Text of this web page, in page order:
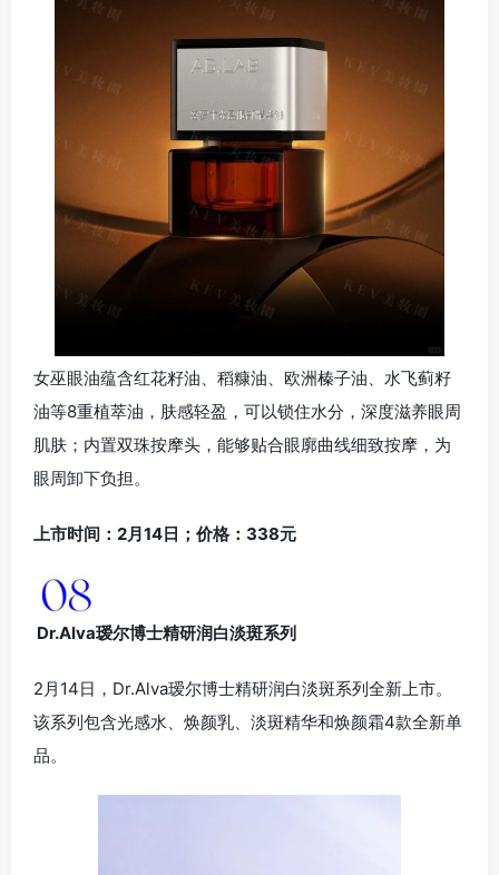
女巫眼油蕴含红花籽油、稻糠油、欧洲榛子油、水飞蓟籽
油等8重植萃油，肤感轻盈，可以锁住水分，深度滋养眼周
肌肤；内置双珠按摩头，能够贴合眼廓曲线细致按摩，为
眼周卸下负担。
上市时间：2月14日；价格：338元
Dr.Alva瑷尔博士精研润白淡斑系列
2月14日，Dr.Alva瑷尔博士精研润白淡斑系列全新上市。
该系列包含光感水、焕颜乳、淡斑精华和焕颜霜4款全新单
品。